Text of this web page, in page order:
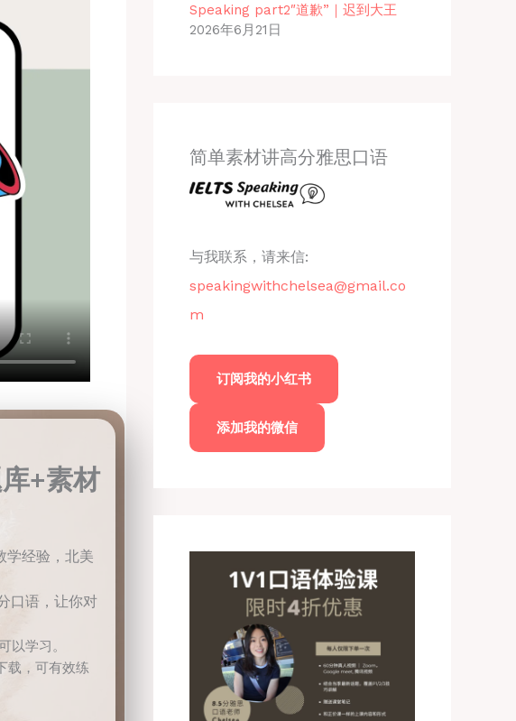
+素材
学经验，北美
口语，让你对
以学习。
载，可有效练
Speaking part2″道歉”｜迟到大王
2026年6月21日
简单素材讲高分雅思口语
与我联系，请来信:
speakingwithchelsea@gmail.co
m
订阅我的小红书
添加我的微信